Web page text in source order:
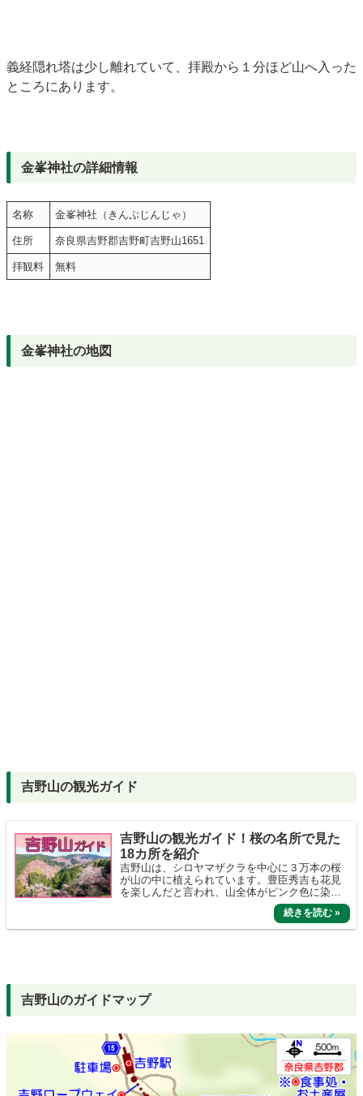
義経隠れ塔は少し離れていて、拝殿から１分ほど山へ入った
ところにあります。
金峯神社の詳細情報
名称 金峯神社（きんぷじんじゃ）
住所 奈良県吉野郡吉野町吉野山1651
拝観料 無料
金峯神社の地図
吉野山の観光ガイド
吉野山の観光ガイド！桜の名所で見た
18カ所を紹介
吉野山は、シロヤマザクラを中心に３万本の桜
が山の中に植えられています。豊臣秀吉も花見
を楽しんだと言われ、山全体がピンク色に染ま
る光景は日本一の桜の名所とも言われていま
吉野山のガイドマップ